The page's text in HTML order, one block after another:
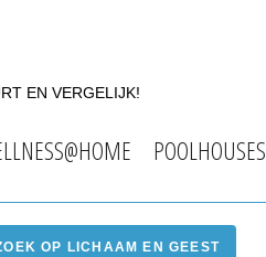
EN VERGELIJK!
POOLHOUSES
OP LICHAAM EN GEEST